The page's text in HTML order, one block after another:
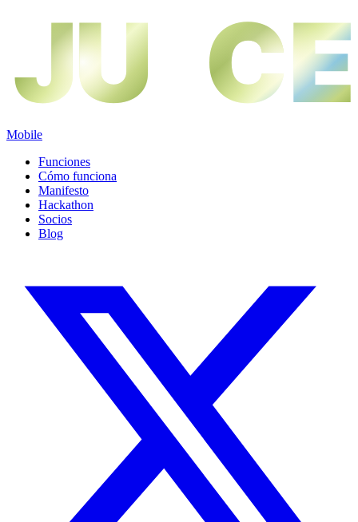
JU CE
JU CE
Mobile
Funciones
Cómo funciona
Manifesto
Hackathon
Socios
Blog